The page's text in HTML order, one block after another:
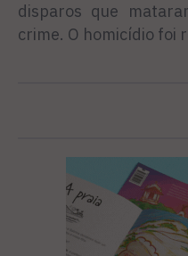
disparos que
crime. O homicídio foi